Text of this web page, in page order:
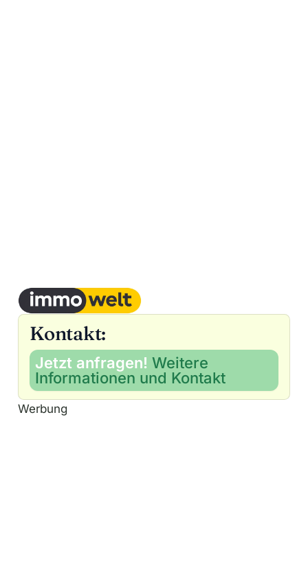
Kontakt:
Jetzt anfragen! Weitere
Informationen und Kontakt
Werbung